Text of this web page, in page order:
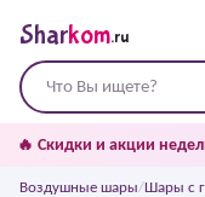
Sharkom.ru
🔥 Скидки и акции
Воздушные шары/Шары с